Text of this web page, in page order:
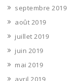
septembre 2019
août 2019
juillet 2019
juin 2019
mai 2019
avril 2019